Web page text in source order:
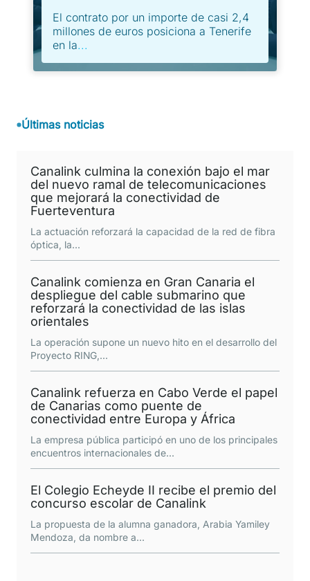
El contrato por un importe de casi 2,4
millones de euros posiciona a Tenerife
en la...
Últimas noticias
Canalink culmina la conexión bajo el mar
del nuevo ramal de telecomunicaciones
que mejorará la conectividad de
Fuerteventura
La actuación reforzará la capacidad de la red de fibra
óptica, la...
Canalink comienza en Gran Canaria el
despliegue del cable submarino que
reforzará la conectividad de las islas
orientales
La operación supone un nuevo hito en el desarrollo del
Proyecto RING, ...
Canalink refuerza en Cabo Verde el papel
de Canarias como puente de
conectividad entre Europa y África
La empresa pública participó en uno de los principales
encuentros internacionales de...
El Colegio Echeyde II recibe el premio del
concurso escolar de Canalink
La propuesta de la alumna ganadora, Arabia Yamiley
Mendoza, da nombre a...